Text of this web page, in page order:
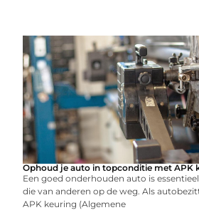
Ophoud je auto in topconditie met APK
Een goed onderhouden auto is
die van anderen op de weg. Als
APK keuring (Algemene